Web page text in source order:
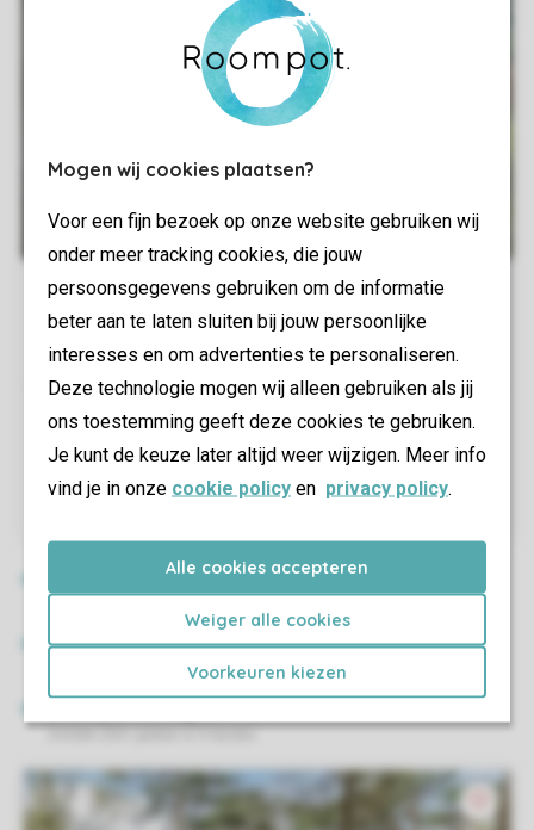
Mogen wij cookies plaatsen?
Voor een fijn bezoek op onze website gebruiken wij
onder meer tracking cookies, die jouw
persoonsgegevens gebruiken om de informatie
beter aan te laten sluiten bij jouw persoonlijke
interesses en om advertenties te personaliseren.
Deze technologie mogen wij alleen gebruiken als jij
ons toestemming geeft deze cookies te gebruiken.
Je kunt de keuze later altijd weer wijzigen. Meer info
vind je in onze cookie policy en privacy policy.
Alle cookies accepteren
Weiger alle cookies
Voorkeuren kiezen